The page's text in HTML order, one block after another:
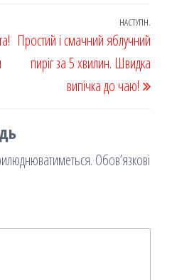
НАСТУПН.
Простий і смачний яблучний
пиріг за 5 хвилин. Швидка
випічка до чаю!
Обов’язкові